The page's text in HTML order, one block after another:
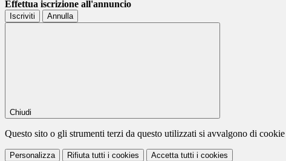
Effettua iscrizione all'annuncio
Iscriviti Annulla
Chiudi
Questo sito o gli strumenti terzi da questo utilizzati si avvalgono di
Personalizza Rifiuta tutti i cookies Accetta tutti i cookies